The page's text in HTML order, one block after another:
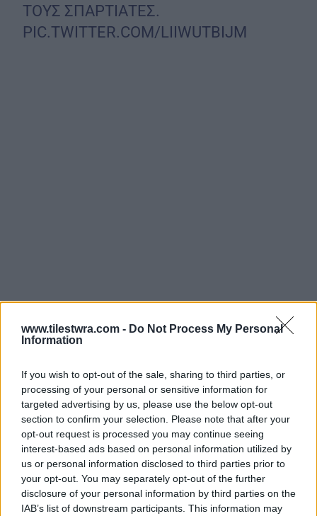
www.tilestwra.com - Do Not Process My Personal
Information
If you wish to opt-out of the sale, sharing to third parties, or
processing of your personal or sensitive information for
targeted advertising by us, please use the below opt-out
section to confirm your selection. Please note that after your
opt-out request is processed you may continue seeing
interest-based ads based on personal information utilized by
us or personal information disclosed to third parties prior to
your opt-out. You may separately opt-out of the further
disclosure of your personal information by third parties on the
IAB’s list of downstream participants. This information may
ΤΟΥΣ ΣΠΑΡΤΙΑΤΕΣ.
PIC.TWITTER.COM/LIIWUTBIJM
— ΟΜΑΔΑ ΑΛΗΘΕΙΑΣ
(@OMADAALITHIAS)NOVEMBER 12,
2018